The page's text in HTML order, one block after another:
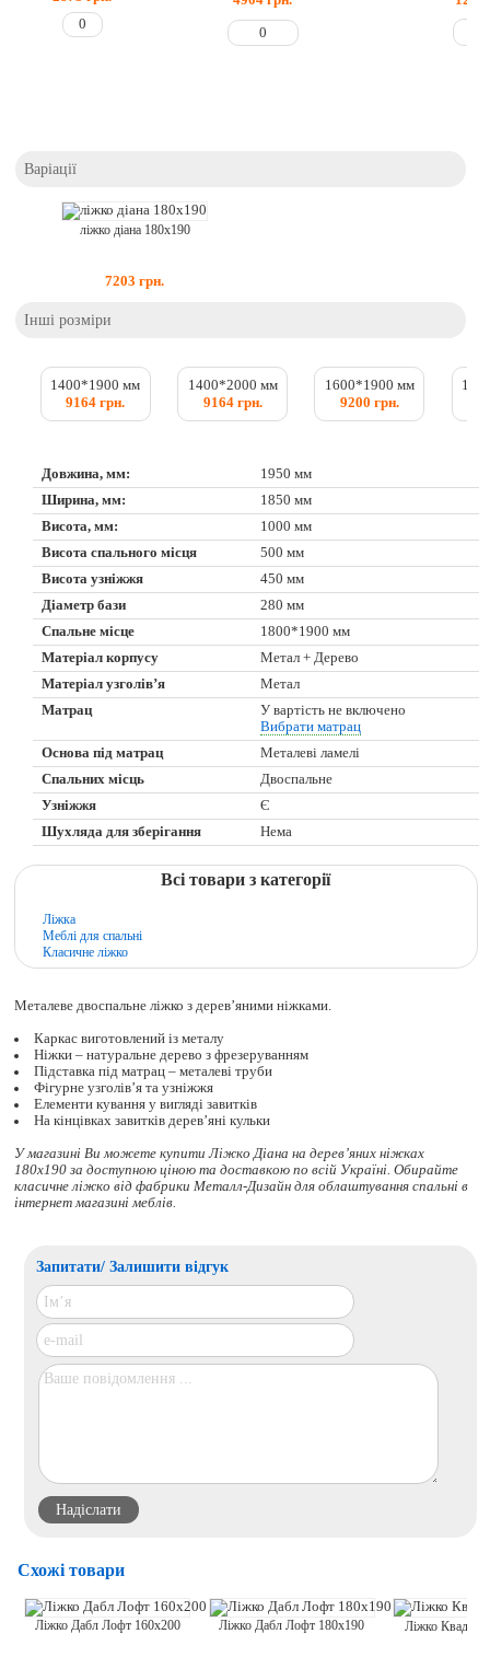
Варіації
ліжко діана 180x190
7203 грн.
Інші розміри
1400*1900 мм
9164 грн.
1400*2000 мм
9164 грн.
1600*1900 мм
9200 грн.
Довжина, мм:
1950 мм
Ширина, мм:
1850 мм
Висота, мм:
1000 мм
Висота спального місця
500 мм
Висота узніжжя
450 мм
Діаметр бази
280 мм
Спальне місце
1800*1900 мм
Матеріал корпусу
Метал + Дерево
Матеріал узголів’я
Метал
Матрац
У вартість не включено
Вибрати матрац
Основа під матрац
Металеві ламелі
Спальних місць
Двоспальне
Узніжжя
Є
Шухляда для зберігання
Нема
Всі товари з категорії
Ліжка
Меблі для спальні
Класичне ліжко
Металеве двоспальне ліжко з дерев’яними ніжками.
Каркас виготовлений із металу
Ніжки – натуральне дерево з фрезеруванням
Підставка під матрац – металеві труби
Фігурне узголів’я та узніжжя
Елементи кування у вигляді завитків
На кінцівках завитків дерев’яні кульки
У магазині Ви можете купити Ліжко Діана на дерев’яних ніжках
180x190 за доступною ціною та доставкою по всій Україні. Обирайте
класичне ліжковід фабрики Металл-Дизайн для облаштування спальні в
інтернет магазині меблів.
Запитати/ Залишити відгук
Схожі товари
Ліжко Дабл Лофт 160x200 Ліжко Дабл Лофт 180x190 Ліжко Квадро